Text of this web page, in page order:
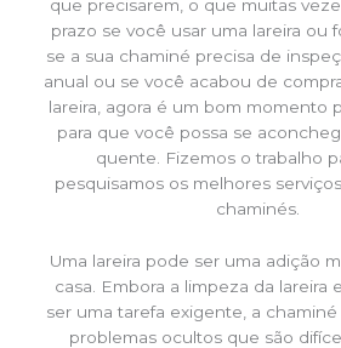
que precisarem, o que muitas
prazo se você usar uma lareira ou
se a sua chaminé precisa de
anual ou se você acabou de
lareira, agora é um bom momento
para que você possa se
quente. Fizemos o trabalho
pesquisamos os melhores
chaminés.
Uma lareira pode ser uma adição
casa. Embora a limpeza da lareira
ser uma tarefa exigente, a
problemas ocultos que são